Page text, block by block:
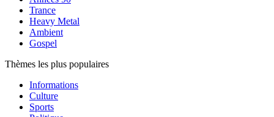
Trance
Heavy Metal
Ambient
Gospel
Thèmes les plus populaires
Informations
Culture
Sports